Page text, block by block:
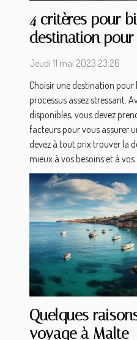
4 critères pour
destination
Jeudi 11 mai 2023 23:26
Choisir une destination pour
processus assez stressant.
disponibles, vous devez
facteurs pour vous assurer
devez à tout prix trouver la
mieux à vos besoins et à
Quelques
voyage à Malte